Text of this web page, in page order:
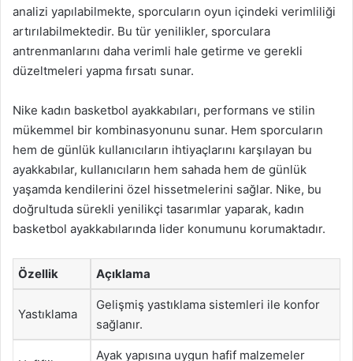
analizi yapılabilmekte, sporcuların oyun içindeki verimliliği
artırılabilmektedir. Bu tür yenilikler, sporculara
antrenmanlarını daha verimli hale getirme ve gerekli
düzeltmeleri yapma fırsatı sunar.
Nike kadın basketbol ayakkabıları, performans ve stilin
mükemmel bir kombinasyonunu sunar. Hem sporcuların
hem de günlük kullanıcıların ihtiyaçlarını karşılayan bu
ayakkabılar, kullanıcıların hem sahada hem de günlük
yaşamda kendilerini özel hissetmelerini sağlar. Nike, bu
doğrultuda sürekli yenilikçi tasarımlar yaparak, kadın
basketbol ayakkabılarında lider konumunu korumaktadır.
Özellik Açıklama
Yastıklama
Gelişmiş yastıklama sistemleri ile konfor
sağlanır.
Ayak yapısına uygun hafif malzemeler